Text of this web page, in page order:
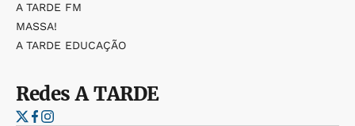
A TARDE FM
MASSA!
A TARDE EDUCAÇÃO
RedesA TARDE